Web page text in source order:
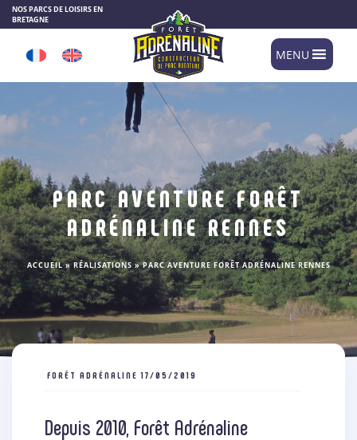
NOS PARCS DE LOISIRS EN
BRETAGNE
MENU
PARC AVENTURE FORÊT
ADRÉNALINE RENNES
ACCUEIL»RÉALISATIONS»PARC AVENTURE FORÊT ADRÉNALINE RENNES
FORÊT ADRÉNALINE 17/05/2019
Depuis 2010, Forêt Adrénaline
Panneau de gestion des cookies